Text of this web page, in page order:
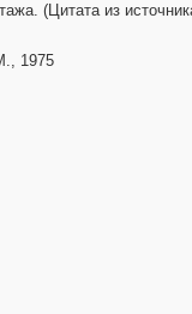
(Цитата из
1975